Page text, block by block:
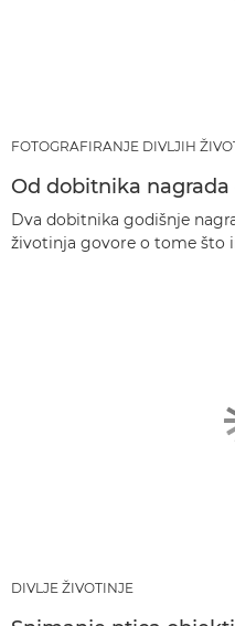
FOTOGRAFIRANJE DIVLJIH
Od dobitnika
Dva dobitnika godišnje
životinja govore o tome što
DIVLJE ŽIVOTINJE